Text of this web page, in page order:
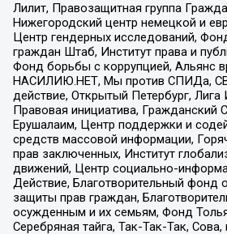
Лилит, Правозащитная группа
Нижегородский центр немецкой и
Центр гендерных исследований,
граждан Штаб, Институт права и
Фонд борьбы с коррупцией, Альянс
НАСИЛИЮ.НЕТ, Мы против СПИДа,
действие, Открытый Петербург, Лига
Правовая инициатива, Гражданский
Ерушалаим, Центр поддержки и
средств массовой информации,
прав заключенных, Институт
движений, Центр социально-
Действие, Благотворительный фонд
защиты прав граждан,
осужденным и их семьям, Фонд
Серебряная тайга, Так-Так-Так,